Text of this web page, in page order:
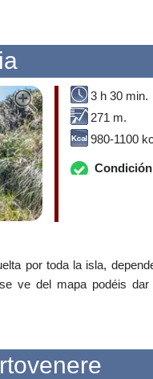
3 h 30 min.
271 m.
980-1100
por toda la isla,
ve del mapa podéis